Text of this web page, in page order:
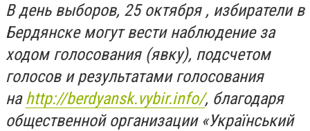
В день выборов, 25 октября , избиратели в
Бердянске могут вести наблюдение за
ходом голосования (явку), подсчетом
голосов и результатами голосования
наhttp://berdyansk.vybir.info/, благодаря
общественной организации «Український